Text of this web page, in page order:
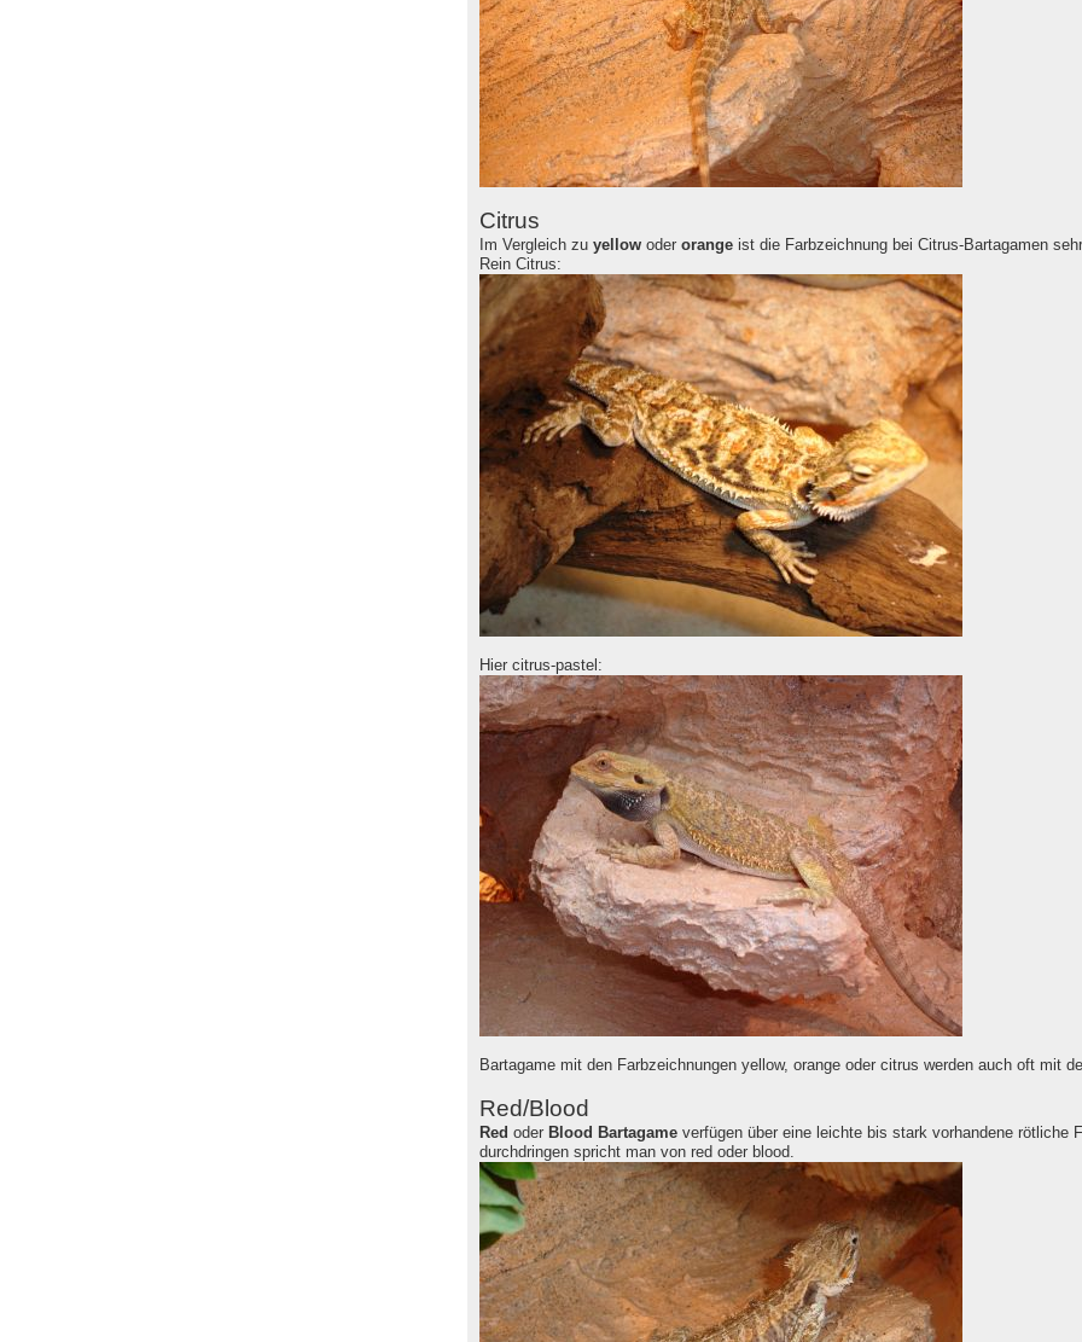
Citrus
Im Vergleich zu yellowoder orangeist die Farbzeichnung bei Citrus-Bartagamen sehr
Rein Citrus:
Hier citrus-pastel:
Bartagame mit den Farbzeichnungen yellow, orange oder citrus werden auch oft mit
Red/Blood
Red oder Blood Bartagameverfügen über eine leichte bis stark vorhandene rötliche
durchdringen spricht man von red oder blood.